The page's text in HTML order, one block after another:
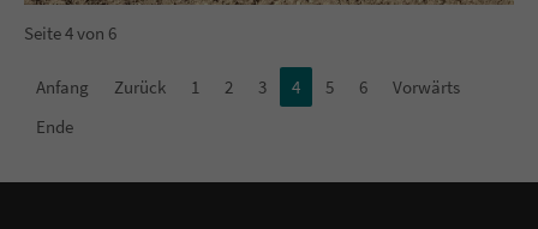
Seite 4 von 6
Anfang Zurück 1 2 3 4 5 6
Vorwärts
Ende